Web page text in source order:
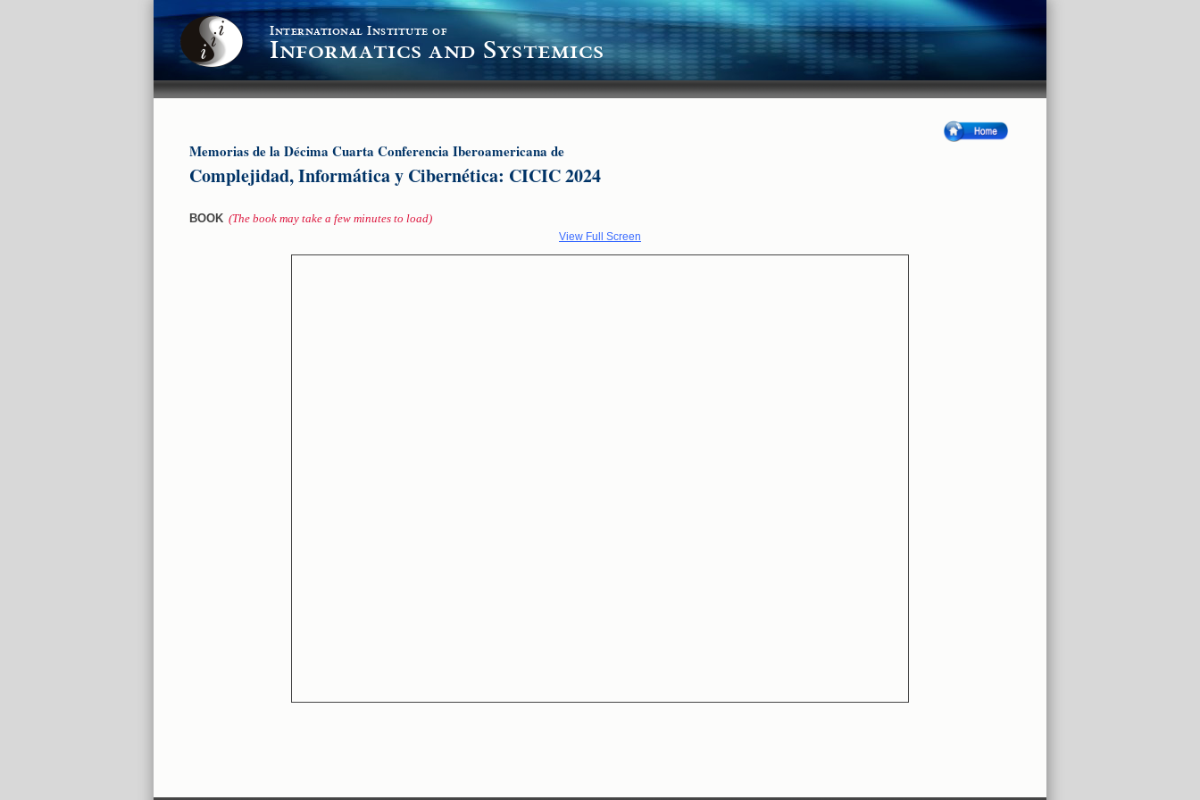
International Institute of
Informatics and Systemics
Memorias de la Décima Cuarta Conferencia Iberoamericana de
Complejidad, Informática y Cibernética: CICIC 2024
BOOK (The book may take a few minutes to load)
View Full Screen